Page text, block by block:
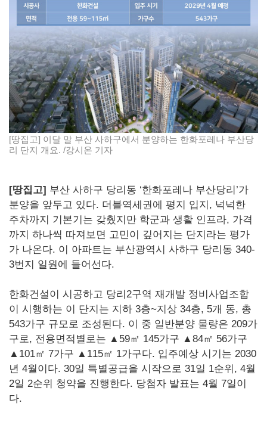
[땅집고] 이달 말 부산 사하구에서 분양하는 한화포레나 부산당
리 단지 개요. /강시온 기자
[땅집고] 부산 사하구 당리동 ‘한화포레나 부산당리’가
분양을 앞두고 있다. 더블역세권에 평지 입지, 넉넉한
주차까지 기본기는 갖췄지만 학군과 생활 인프라, 가격
까지 하나씩 따져보면 고민이 깊어지는 단지라는 평가
가 나온다. 이 아파트는 부산광역시 사하구 당리동 340-
3번지 일원에 들어선다.
한화건설이 시공하고 당리2구역 재개발 정비사업조합
이 시행하는 이 단지는 지하 3층~지상 34층, 5개 동, 총
543가구 규모로 조성된다. 이 중 일반분양 물량은 209가
구로, 전용면적별로는 ▲59㎡ 145가구 ▲84㎡ 56가구
▲101㎡ 7가구 ▲115㎡ 1가구다. 입주예상 시기는 2030
년 4월이다. 30일 특별공급을 시작으로 31일 1순위, 4월
2일 2순위 청약을 진행한다. 당첨자 발표는 4월 7일이
다.